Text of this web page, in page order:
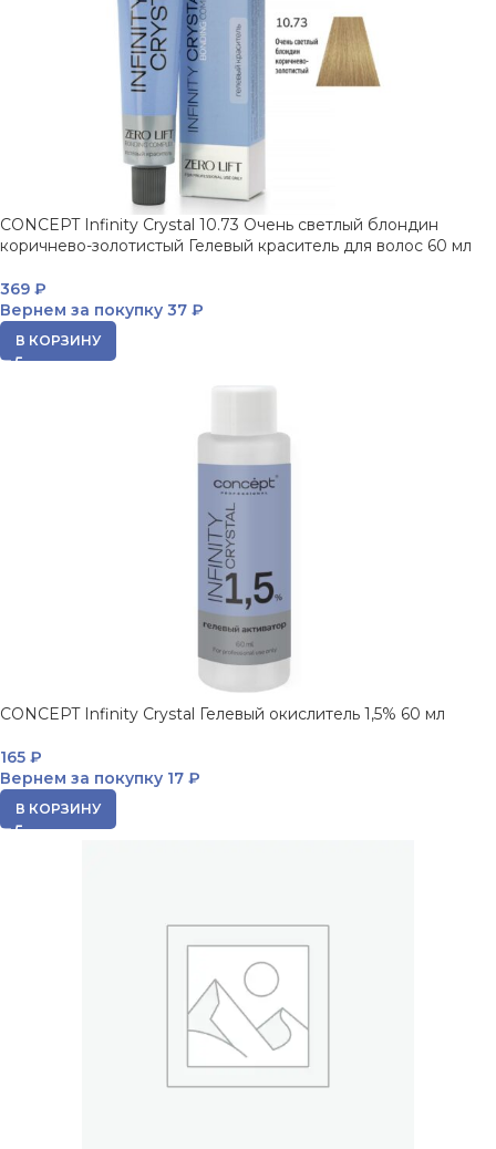
CONCEPT Infinity Crystal 10.73 Очень светлый блондин
коричнево-золотистый Гелевый краситель для волос 60 мл
369 ₽
Вернем за покупку 37 ₽
В КОРЗИНУ
CONCEPT Infinity Crystal Гелевый окислитель 1,5% 60 мл
165 ₽
Вернем за покупку 17 ₽
В КОРЗИНУ